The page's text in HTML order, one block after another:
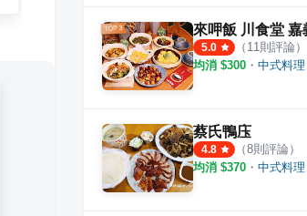
來呷飯 川食堂 嘉
5.0 （ 11 則評論）
均消 $300 ・ 中式料理
蔡氏鴨庒
4.8 （8則評論）
均消 $370 ・ 中式料理